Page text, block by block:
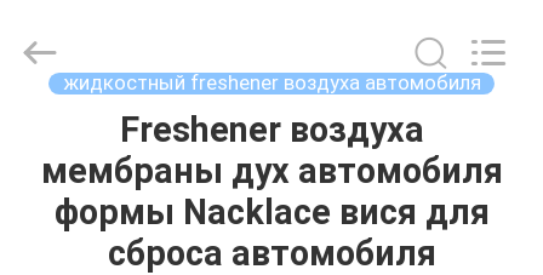
ПРОДУКТЫ
Products
жидкостный freshener воздуха автомобиля
Freshener воздуха
мембраны дух автомобиля
формы Nacklace вися для
сброса автомобиля